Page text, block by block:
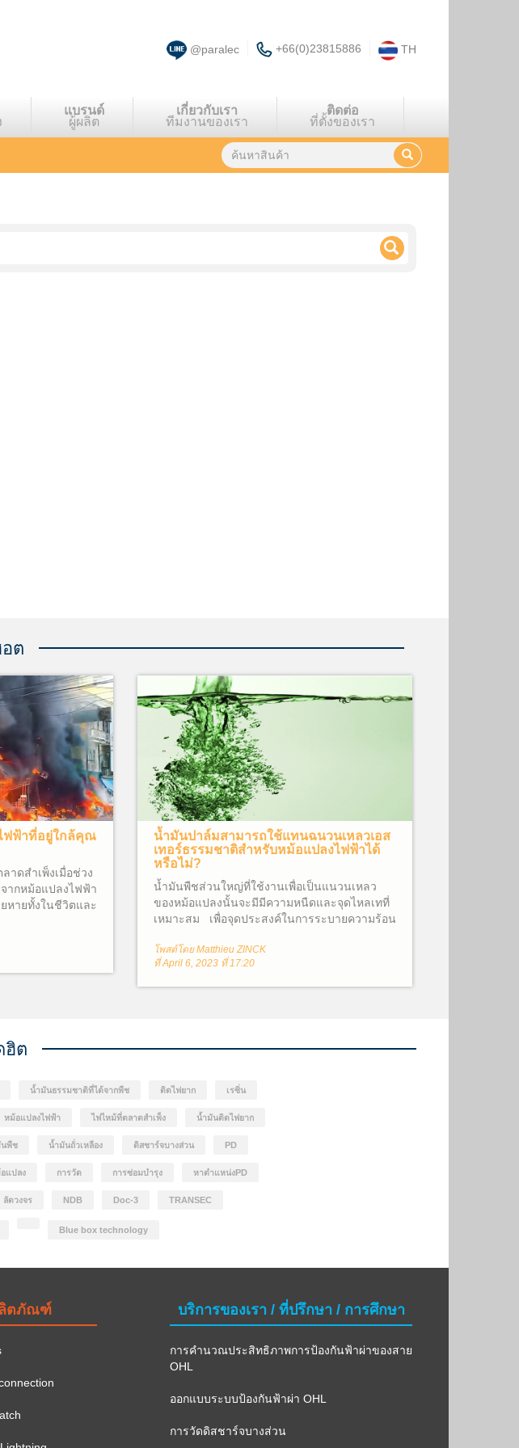
@paralec +66(0)23815886 TH
แบรนด์
ผู้ผลิต
เกี่ยวกับเรา
ทีมงานของเรา
ติดต่อ
ที่ตั้งของเรา
อต
ฟฟ้าที่อยู่ใกล้คุณ
าดสำเพ็งเมื่อช่วง
ากหม้อแปลงไฟฟ้า
หายทั้งในชีวิตและ
าหม้อแปลงไฟฟ้า
หม้ขึ้นได้?
น้ำมันปาล์มสามารถใช้แทนฉนวนเหลวเอส
เทอร์ธรรมชาติสำหรับหม้อแปลงไฟฟ้าได้
หรือไม่?
น้ำมันพืชส่วนใหญ่ที่ใช้งานเพื่อเป็นแนวนเหลว
ของหม้อแปลงนั้นจะมีมีความหนืดและจุดไหลเทที่
เหมาะสม เพื่อจุดประสงค์ในการระบายความร้อน
ประกอบด้วยกรดไขมันไม่อิ่มตัวเป็นส่วนใหญ่
ได้แก่ โอเลอิก (พันธะคู่ C=C 1 พันธะ) ลิโนเลอิก
พัฒนา FR3® Fluid เพื่อให้ได้คุณสมบัติตาม
โพสต์โดย Matthieu ZINCK
ที่ April 6, 2023 ที่ 17:20
ฮิต
น้ำมันธรรมชาติที่ได้จากพืช ติดไฟยาก เรซิ่น
หม้อแปลงไฟฟ้า ไฟไหม้ที่ตลาดสำเพ็ง น้ำมันติดไฟยาก
พืช น้ำมันถั่วเหลือง ดิสชาร์จบางส่วน PD
แปลง การวัด การซ่อมบำรุง หาตำแหน่งPD
ลัดวงจร NDB Doc-3 TRANSEC
Blue box technology
ตภัณฑ์ บริการของเรา / ที่ปรึกษา / การศึกษา
การคำนวณประสิทธิภาพการป้องกันฟ้าผ่าของสาย
OHL
ออกแบบระบบป้องกันฟ้าผ่า OHL
การวัดดิสชาร์จบางส่วน